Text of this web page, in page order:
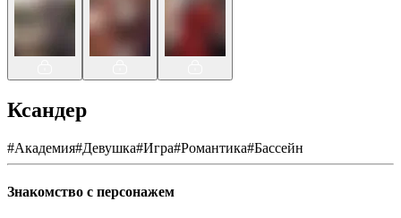
Ксандер
#Академия#Девушка#Игра#Романтика#Бассейн
Знакомство с персонажем